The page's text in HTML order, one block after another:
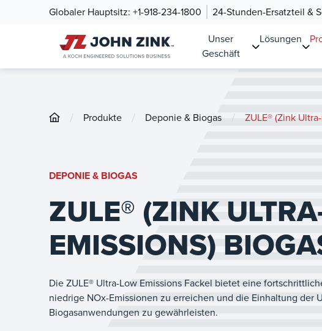
Globaler Hauptsitz: +1-918-234-1800 24-Stunden-Ersatzteil &
Unser
Geschäft
Lösungen
/ Produkte / Deponie & Biogas / ZULE® (Zink
DEPONIE & BIOGAS
ZULE® (ZINK
EMISSIONS)
Die ZULE® Ultra-Low Emissions Fackel bietet eine
niedrige NOx-Emissionen zu erreichen und die Einhaltung der
Biogasanwendungen zu gewährleisten.